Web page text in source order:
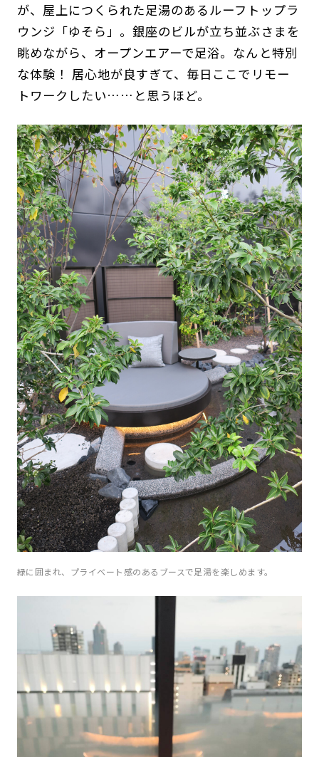
が、屋上につくられた足湯のあるルーフトップラ
ウンジ「ゆそら」。銀座のビルが立ち並ぶさまを
眺めながら、オープンエアーで足浴。なんと特別
な体験！ 居心地が良すぎて、毎日ここでリモー
トワークしたい……と思うほど。
緑に囲まれ、プライベート感のあるブースで足湯を楽しめます。